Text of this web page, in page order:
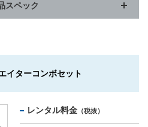
スペック
イターコンボセット
レンタル料金 （税抜）